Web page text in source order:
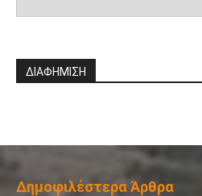
ΔΙΑΦΗΜΙΣΗ
Δημοφιλέστερα Άρθρα